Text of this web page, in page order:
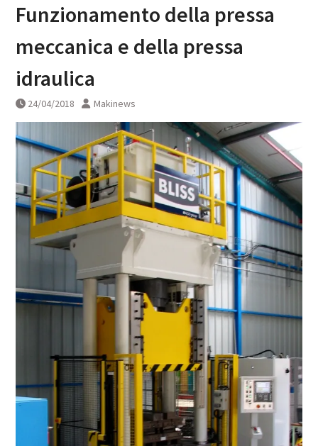
Funzionamento della pressa
meccanica e della pressa
idraulica
24/04/2018 Makinews